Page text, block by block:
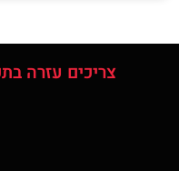
צריכים עזרה